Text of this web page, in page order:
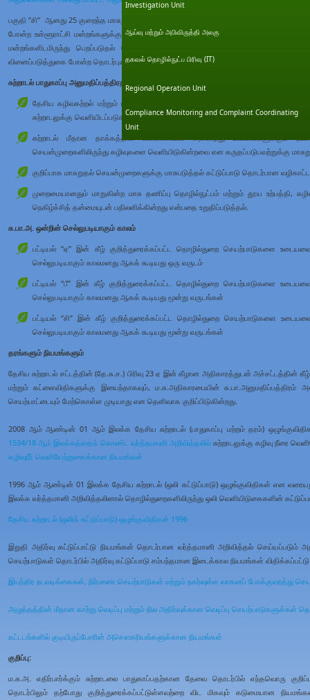
Investigation Unit
ஆய்வு மற்றும் அபிவிருத்தி அலகு
தகவல் தொழில்நுட்ப பிரிவு (IT)
Regional Operation Unit
Compliance Monitoring and Complaint Coordinating
Unit
பகுதி “சி” ஆனது 25 குறைந்த மாசுறுதல் தொழில்துறை செயற்பாடுகளை உள்ளடக்கி
போன்ற உள்ளூராட்சி மன்றங்களுக்கு அதிகாரமளிக்கப்பட்டவையாக இருக்கின்றன. பட்டியல்
மன்றங்களிடமிருந்து பெறப்படுதல் வேண்டும். உள்ளூர் அதிகாரசபைகள் சு.பா.அ.
வினைப்படுத்துகை போன்ற தொடர்புடைய பணிகளையும் மேற்கொள்கின்றன.
சுற்றாடல் பாதுகாப்பு அனுமதிப்பத்திரத்தின் (சு.பா.அ.) நோக்கங்கள்
தேசிய கழிவகற்றல் மற்றும் புகை வெளியேற்றல் தராதரங்களுக்கு இயைந்த வகையில்
சுற்றாடலுக்கு வெளியிடப்படுகின்ற கழிவுகள் வெளியேற்றங்களை தடுத்தல் அல்லது
சுற்றாடல் மீதான தாக்கத்தின் பின்னணியில் அனைத்து ஊடகங்களுக்கும் (வளி,
செயன்முறைகளிலிருந்து கழிவுகளை வெளியிடுகின்றவை என கருதப்படுபவற்றுக்கு
குறிப்பாக மாசுறுதல் செயன்முறைகளுக்கு மாசுபடுத்தல் கட்டுப்பாடு தொடர்பான
முறைமையானதும் மாறுகின்ற மாசு தணிப்பு தொழில்நுட்பம் மற்றும் தூய உற்பத்தி,
நெகிழ்ச்சித் தன்மையுடன் பதிலளிக்கின்றது என்பதை உறுதிப்படுத்தல்.
சு.பா.அ. ஒன்றின் செல்லுபடியாகும் காலம்
பட்டியல் “ஏ” இன் கீழ் குறித்துரைக்கப்பட்ட தொழில்துறை செயற்பாடுகளை உடையவை
செல்லுபடியாகும் காலமனது ஆகக் கூடியது ஒரு வருடம்
பட்டியல் “பீ” இன் கீழ் குறித்துரைக்கப்பட்ட தொழில்துறை செயற்பாடுகளை உடையவை
செல்லுபடியாகும் காலமனது ஆகக் கூடியது மூன்று வருடங்கள்
பட்டியல் “சி” இன் கீழ் குறித்துரைக்கப்பட்ட தொழில்துறை செயற்பாடுகளை உடையவை
செல்லுபடியாகும் காலமனது ஆகக் கூடியது மூன்று வருடங்கள்
தரங்களும் நியமங்களும்
தேசிய சுற்றாடல் சட்டத்தின் (தே.சு.ச.) பிரிவு 23 ஏ இன் கீழான அதிகாரத்துடன்
மற்றும் கட்ளைவிதிகளுக்கு இயைந்தாகவும், ம.சு.அதிகாரபையின்
செயற்பாட்டையும் மேற்கொள்ள முடியாது என தெளிவாக குறிப்பிடுகின்றது.
2008 ஆம் ஆண்டின் 01 ஆம் இலக்க தேசிய சுற்றாடல் (பாதுகாப்பு மற்றம் தரம்)
1534/18 ஆம் இலக்கத்தைக் கொண்ட வர்த்தமானி அறிவித்தலில் சுற்றாடலுக்கு கழிவு நீரை
கழிவுநீர் வெளியேற்றுகைக்கான நியமங்கள்
1996 ஆம் ஆண்டின் 01 இலக்க தேசிய சுற்றாடல் (ஒலி கட்டுப்பாடு) ஒழுங்குவிதிகள் என
இலக்க வர்த்தமானி அறிவித்தலினால் தொழில்துறைகளிலிருந்து ஒலி வெளியிடுகைகளின்
தேசிய சுற்றாடல் (ஒலிக் கட்டுப்பாடு) ஒழுங்குவிதிகள் 1996
இறுதி அதிர்வு கட்டுப்பாட்டு நியமங்கள் தொடர்பான வர்த்தமானி அறிவித்தல் செய்யப்படும்
செயற்பாடுகள் தொடர்பில் அதிர்வு கட்டுப்பாடு சம்பந்தமான இடைக்கால நியமங்கள்
இயந்திர நடவடிக்கைகள், நிர்மாண செயற்பாடுகள் மற்றும் நகர்வுள்ள வாகனப் போக்குவரத்து
அழுத்தத்தின் மீதான காற்று வெடிப்பு மற்றும் நில அதிர்வுக்கான வெடிப்பு
கட்டடங்களில் குடியிருப்போரின் அசௌகரியங்களுக்கான நியமங்கள்
குறிப்பு:
ம.சு.அ. எதிர்பார்க்கும் சுற்றாடலை பாதுகாப்பதற்கான தேவை தொடர்பில் எந்தவொரு
தொடர்பிலும் தற்போது குறித்துரைக்கப்பட்டுள்ளவற்றை விட மிகவும் கடுமையான